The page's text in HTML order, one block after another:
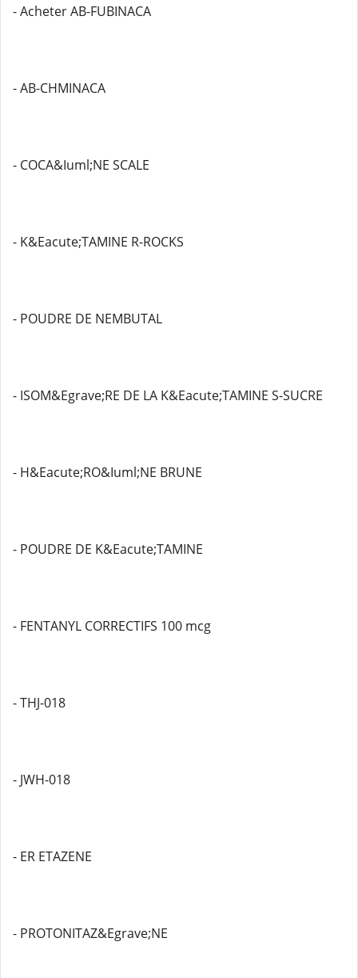
- Acheter AB-FUBINACA
- AB-CHMINACA
- COCA&Iuml;NE SCALE
- K&Eacute;TAMINE R-ROCKS
- POUDRE DE NEMBUTAL
- ISOM&Egrave;RE DE LA K&Eacute;TAMINE S-SUCRE
- H&Eacute;RO&Iuml;NE BRUNE
- POUDRE DE K&Eacute;TAMINE
- FENTANYL CORRECTIFS 100 mcg
- THJ-018
- JWH-018
- ER ETAZENE
- PROTONITAZ&Egrave;NE